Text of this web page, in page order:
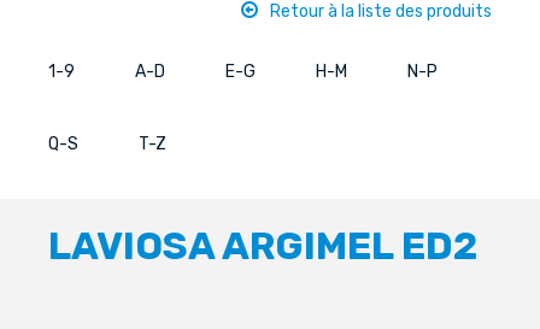
Retour à la liste des produits
1-9 A-D E-G H-M N-P
Q-S T-Z
LAVIOSA ARGIMEL ED2